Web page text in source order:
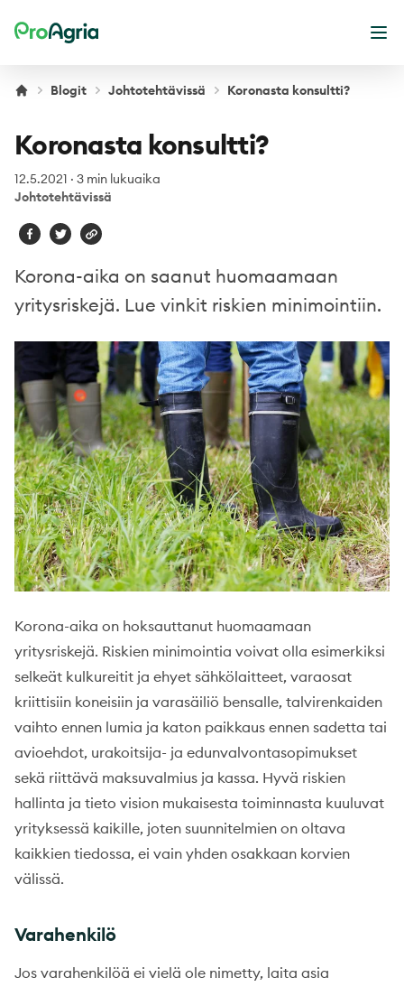
ProAgria
Blogit Johtotehtävissä Koronasta konsultti?
Koronasta konsultti?
12.5.2021 · 3 min lukuaika
Johtotehtävissä
Korona-aika on saanut huomaamaan
yritysriskejä. Lue vinkit riskien minimointiin.
Korona-aika on hoksauttanut huomaamaan
yritysriskejä. Riskien minimointia voivat olla esimerkiksi
selkeät kulkureitit ja ehyet sähkölaitteet, varaosat
kriittisiin koneisiin ja varasäiliö bensalle, talvirenkaiden
vaihto ennen lumia ja katon paikkaus ennen sadetta tai
avioehdot, urakoitsija- ja edunvalvontasopimukset
sekä riittävä maksuvalmius ja kassa. Hyvä riskien
hallinta ja tieto vision mukaisesta toiminnasta kuuluvat
yrityksessä kaikille, joten suunnitelmien on oltava
kaikkien tiedossa, ei vain yhden osakkaan korvien
välissä.
Varahenkilö
Jos varahenkilöä ei vielä ole nimetty, laita asia